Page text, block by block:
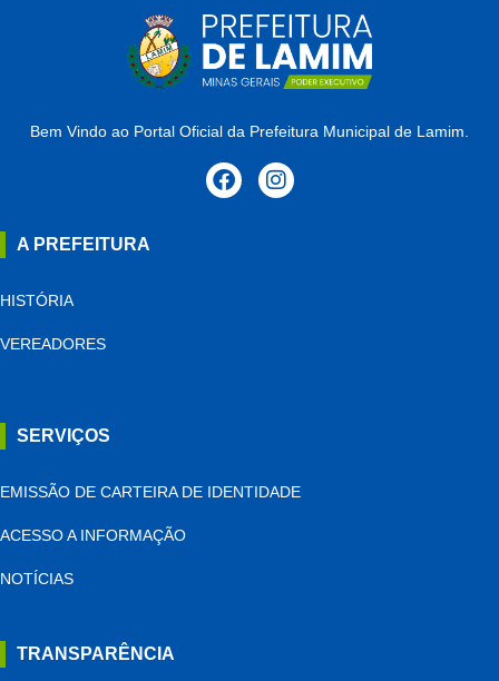
Bem Vindo ao Portal Oficial da Prefeitura Municipal de Lamim.
A PREFEITURA
HISTÓRIA
VEREADORES
SERVIÇOS
EMISSÃO DE CARTEIRA DE IDENTIDADE
ACESSO A INFORMAÇÃO
NOTÍCIAS
TRANSPARÊNCIA